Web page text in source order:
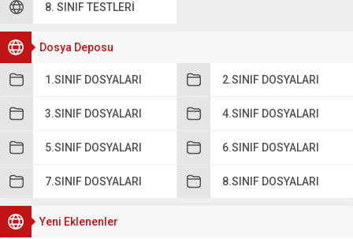
8. SINIF TESTLERI
Dosya Deposu
1.SINIF DOSYALARI 2.SINIF DOSYALARI
3.SINIF DOSYALARI 4.SINIF DOSYALARI
5.SINIF DOSYALARI 6.SINIF DOSYALARI
7.SINIF DOSYALARI 8.SINIF DOSYALARI
Yeni Eklenenler